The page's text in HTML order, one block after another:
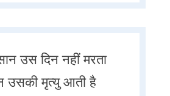
उस दिन नहीं मरता
उसकी मृत्यु आती है